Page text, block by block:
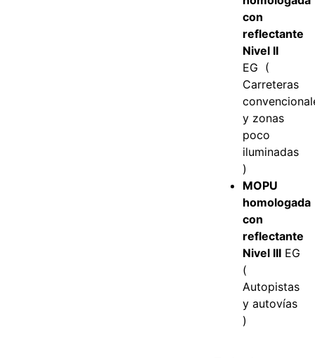
con
reflectante
Nivel II
EG (
Carreteras
y zonas
poco
iluminadas
)
MOPU
homologada
con
reflectante
Nivel III EG
(
Autopistas
y autovías
)